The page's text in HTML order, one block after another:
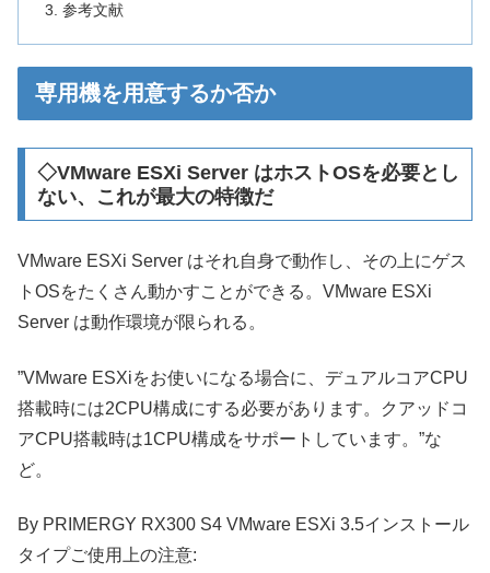
参考文献
専用機を用意するか否か
◇VMware ESXi Server はホストOSを必要とし
ない、これが最大の特徴だ
VMware ESXi Server はそれ自身で動作し、その上にゲス
トOSをたくさん動かすことができる。VMware ESXi
Server は動作環境が限られる。
”VMware ESXiをお使いになる場合に、デュアルコアCPU
搭載時には2CPU構成にする必要があります。クアッドコ
アCPU搭載時は1CPU構成をサポートしています。”な
ど。
By PRIMERGY RX300 S4 VMware ESXi 3.5インストール
タイプご使用上の注意: